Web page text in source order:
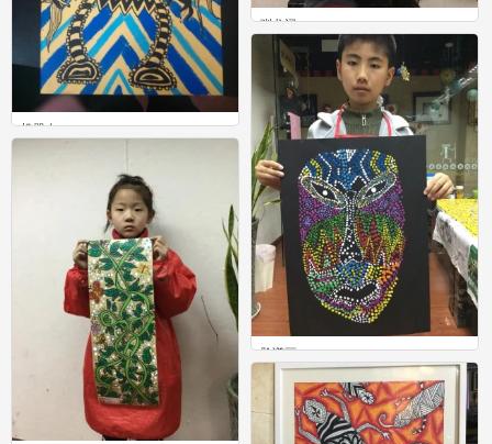
驯龙记
0
机器人
脸谱画
1